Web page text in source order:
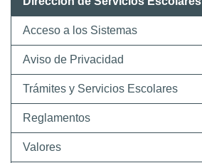
Acceso a los Sistemas
Aviso de Privacidad
Trámites y Servicios Escolares
Reglamentos
Valores